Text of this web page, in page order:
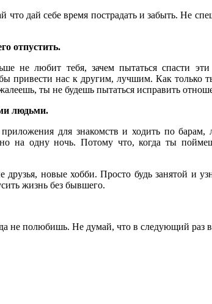
что дай себе время пострадать и забыть. Не
отпустить.
не любит тебя, зачем пытаться спасти
привести нас к другим, лучшим. Как только
ты не будешь пытаться исправить
людьми.
приложения для знакомств и ходить по
на одну ночь. Потому что, когда ты
новые хобби. Просто будь занятой и
жизнь без бывшего.
не полюбишь. Не думай, что в следующий раз